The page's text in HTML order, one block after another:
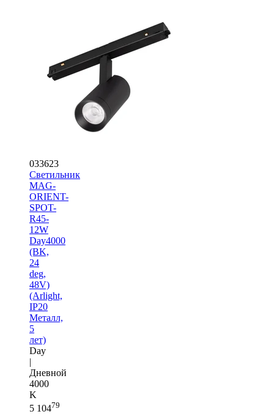
033623
Светильник
MAG-
ORIENT-
SPOT-
R45-
12W
Day4000
(BK,
24
deg,
48V)
(Arlight,
IP20
Металл,
5
лет)
Day
|
Дневной
4000
K
5 10479